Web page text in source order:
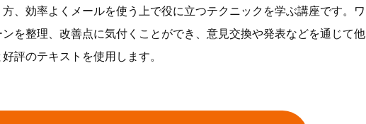
、効率よくメールを使う上で役に立つテクニックを学ぶ講座です。ワ
を整理、改善点に気付くことができ、意見交換や発表などを通じて他
評のテキストを使用します。